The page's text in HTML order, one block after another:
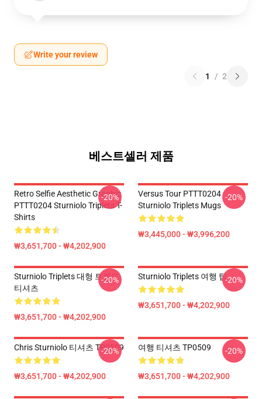
Write your review
1 / 2
베스트셀러 제품
Retro Selfie Aesthetic Graphic
PTTT0204 Sturniolo Triplets T-
Shirts
₩3,651,700 - ₩4,202,900
-20%
Versus Tour PTTT0204
Sturniolo Triplets Mugs
₩3,445,000 - ₩3,996,200
-20%
Sturniolo Triplets 대형 트렌드
티셔츠
₩3,651,700 - ₩4,202,900
-20% Sturniolo Triplets 여행 팁
₩3,651,700 - ₩4,202,900
-20%
Chris Sturniolo 티셔츠 TP0509
₩3,651,700 - ₩4,202,900
-20% 여행 티셔츠 TP0509
₩3,651,700 - ₩4,202,900
-20%